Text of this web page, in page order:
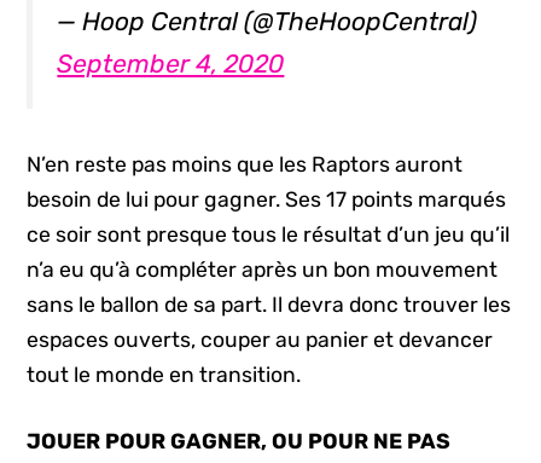
— Hoop Central (@TheHoopCentral)
September 4, 2020
N’en reste pas moins que les Raptors auront
besoin de lui pour gagner. Ses 17 points marqués
ce soir sont presque tous le résultat d’un jeu qu’il
n’a eu qu’à compléter après un bon mouvement
sans le ballon de sa part. Il devra donc trouver les
espaces ouverts, couper au panier et devancer
tout le monde en transition.
JOUER POUR GAGNER, OU POUR NE PAS